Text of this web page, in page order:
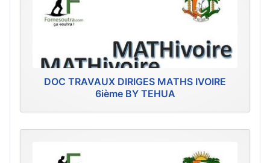
DOC TRAVAUX DIRIGES MATHS IVOIRE
6ième BY TEHUA